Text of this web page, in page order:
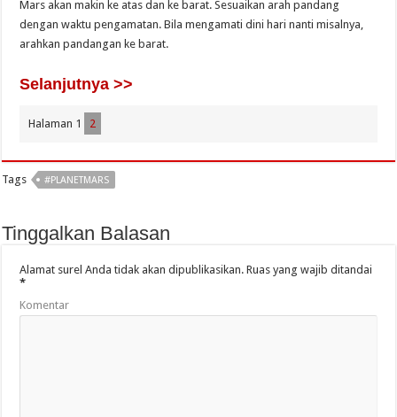
Mars akan makin ke atas dan ke barat. Sesuaikan arah pandang
dengan waktu pengamatan. Bila mengamati dini hari nanti misalnya,
arahkan pandangan ke barat.
Selanjutnya >>
Halaman 1 2
Tags #PLANETMARS
Tinggalkan Balasan
Alamat surel Anda tidak akan dipublikasikan. Ruas yang wajib ditandai
*
Komentar